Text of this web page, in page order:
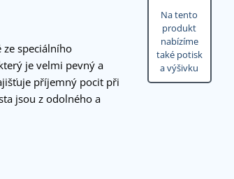
Na tento
produkt
nabízíme
také potisk
a výšivku
speciálního
je velmi pevný a
příjemný pocit při
jsou z odolného a